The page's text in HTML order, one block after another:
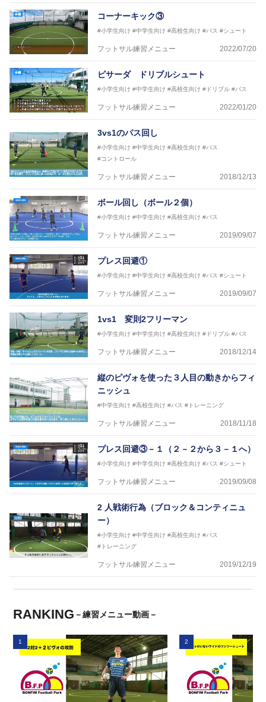
※全コーチボンフィンサッカースクール所属
コーナーキック③
#小学生向け #中学生向け #高校生向け #パス #シュート
フットサル練習メニュー 2022/07/20
ピサーダ ドリブルシュート
#小学生向け #中学生向け #高校生向け #ドリブル #パス
フットサル練習メニュー 2022/01/20
3vs1のパス回し
#小学生向け #中学生向け #高校生向け #パス
#コントロール
フットサル練習メニュー 2018/12/13
ボール回し（ボール２個）
#小学生向け #中学生向け #高校生向け #パス
フットサル練習メニュー 2019/09/07
プレス回避①
#小学生向け #中学生向け #高校生向け #パス #シュート
フットサル練習メニュー 2019/09/07
1vs1 変則2フリーマン
#小学生向け #中学生向け #高校生向け #ドリブル #パス
フットサル練習メニュー 2018/12/14
縦のピヴォを使った３人目の動きからフィ
ニッシュ
#中学生向け #高校生向け #パス #トレーニング
フットサル練習メニュー 2018/11/18
プレス回避③－１（２－２から３－１へ）
#小学生向け #中学生向け #高校生向け #パス #シュート
フットサル練習メニュー 2019/09/08
2 人戦術行為（ブロック＆コンティニュ
ー）
#小学生向け #中学生向け #高校生向け #パス
#トレーニング
フットサル練習メニュー 2019/12/19
RANKING －練習メニュー動画－
1 2